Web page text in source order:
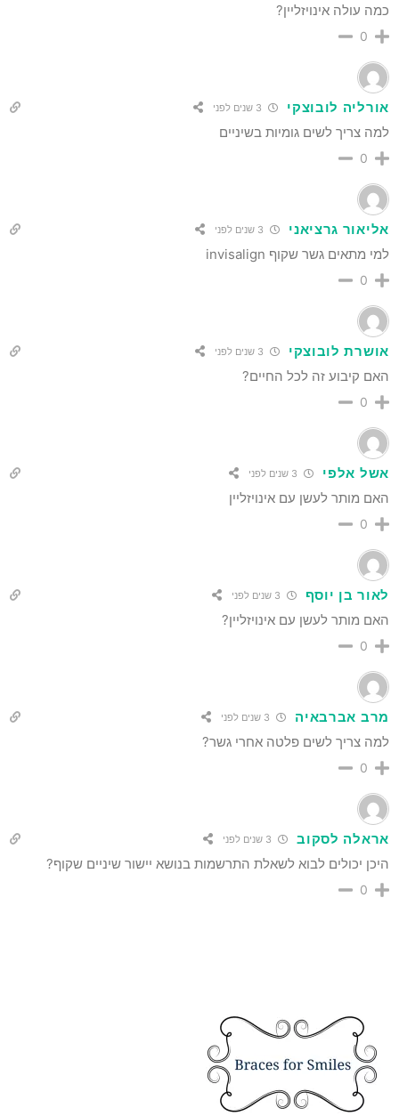
כמה עולה אינויזליין?
0
אורליה לובוצקי
למה צריך לשים גומיות בשיניים
0
אליאור גרציאני
למי מתאים גשר שקוף invisalign
0
אושרת לובוצקי
האם קיבוע זה לכל החיים?
0
אשל אלפי
האם מותר לעשן עם אינויזליין
0
לאור בן יוסף
האם מותר לעשן עם אינויזליין?
0
מרב אברבאיה
למה צריך לשים פלטה אחרי גשר?
0
אראלה לסקוב
היכן יכולים לבוא לשאלת התרשמות בנושא יישור שיניים שקוף?
0